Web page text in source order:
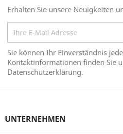
Erhalten Sie unsere Neuigkeiten
Sie können Ihr Einverständnis
Kontaktinformationen finden Sie
Datenschutzerklärung.
UNTERNEHMEN